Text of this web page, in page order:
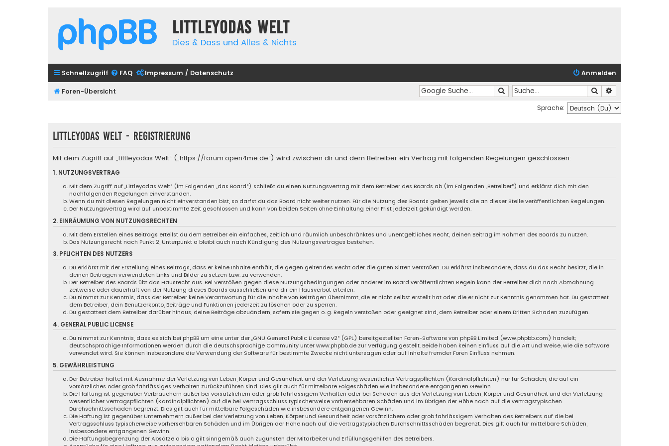
Littleyodas Welt
Dies & Dass und Alles & Nichts
Schnellzugriff FAQ Impressum / Datenschutz Anmelden
Foren-Übersicht Suche
Suche
Sprache:
Littleyodas Welt - Registrierung
Mit dem Zugriff auf „Littleyodas Welt“ („https://forum.open4me.de“) wird zwischen dir und dem Betreiber ein Vertrag mit folgenden Regelungen geschlossen:
1. NUTZUNGSVERTRAG
Mit dem Zugriff auf „Littleyodas Welt“ (im Folgenden „das Board“) schließt du einen Nutzungsvertrag mit dem Betreiber des Boards ab (im Folgenden „Betreiber“) und erklärst dich mit den
nachfolgenden Regelungen einverstanden.
Wenn du mit diesen Regelungen nicht einverstanden bist, so darfst du das Board nicht weiter nutzen. Für die Nutzung des Boards gelten jeweils die an dieser Stelle veröffentlichten Regelungen.
Der Nutzungsvertrag wird auf unbestimmte Zeit geschlossen und kann von beiden Seiten ohne Einhaltung einer Frist jederzeit gekündigt werden.
2. EINRÄUMUNG VON NUTZUNGSRECHTEN
Mit dem Erstellen eines Beitrags erteilst du dem Betreiber ein einfaches, zeitlich und räumlich unbeschränktes und unentgeltliches Recht, deinen Beitrag im Rahmen des Boards zu nutzen.
Das Nutzungsrecht nach Punkt 2, Unterpunkt a bleibt auch nach Kündigung des Nutzungsvertrages bestehen.
3. PFLICHTEN DES NUTZERS
Du erklärst mit der Erstellung eines Beitrags, dass er keine Inhalte enthält, die gegen geltendes Recht oder die guten Sitten verstoßen. Du erklärst insbesondere, dass du das Recht besitzt, die in
deinen Beiträgen verwendeten Links und Bilder zu setzen bzw. zu verwenden.
Der Betreiber des Boards übt das Hausrecht aus. Bei Verstößen gegen diese Nutzungsbedingungen oder anderer im Board veröffentlichten Regeln kann der Betreiber dich nach Abmahnung
zeitweise oder dauerhaft von der Nutzung dieses Boards ausschließen und dir ein Hausverbot erteilen.
Du nimmst zur Kenntnis, dass der Betreiber keine Verantwortung für die Inhalte von Beiträgen übernimmt, die er nicht selbst erstellt hat oder die er nicht zur Kenntnis genommen hat. Du gestattest
dem Betreiber, dein Benutzerkonto, Beiträge und Funktionen jederzeit zu löschen oder zu sperren.
Du gestattest dem Betreiber darüber hinaus, deine Beiträge abzuändern, sofern sie gegen o. g. Regeln verstoßen oder geeignet sind, dem Betreiber oder einem Dritten Schaden zuzufügen.
4. GENERAL PUBLIC LICENSE
Du nimmst zur Kenntnis, dass es sich bei phpBB um eine unter der „GNU General Public License v2“ (GPL) bereitgestellten Foren-Software von phpBB Limited (www.phpbb.com) handelt;
deutschsprachige Informationen werden durch die deutschsprachige Community unterwww.phpbb.de zur Verfügung gestellt. Beide haben keinen Einfluss auf die Art und Weise, wie die Software
verwendet wird. Sie können insbesondere die Verwendung der Software für bestimmte Zwecke nicht untersagen oder auf Inhalte fremder Foren Einfluss nehmen.
5. GEWÄHRLEISTUNG
Der Betreiber haftet mit Ausnahme der Verletzung von Leben, Körper und Gesundheit und der Verletzung wesentlicher Vertragspflichten (Kardinalpflichten) nur für Schäden, die auf ein
vorsätzliches oder grob fahrlässiges Verhalten zurückzuführen sind. Dies gilt auch für mittelbare Folgeschäden wie insbesondere entgangenen Gewinn.
Die Haftung ist gegenüber Verbrauchern außer bei vorsätzlichem oder grob fahrlässigem Verhalten oder bei Schäden aus der Verletzung von Leben, Körper und Gesundheit und der Verletzung
wesentlicher Vertragspflichten (Kardinalpflichten) auf die bei Vertragsschluss typischerweise vorhersehbaren Schäden und im übrigen der Höhe nach auf die vertragstypischen
Durchschnittsschäden begrenzt. Dies gilt auch für mittelbare Folgeschäden wie insbesondere entgangenen Gewinn.
Die Haftung ist gegenüber Unternehmern außer bei der Verletzung von Leben, Körper und Gesundheit oder vorsätzlichem oder grob fahrlässigem Verhalten des Betreibers auf die bei
Vertragsschluss typischerweise vorhersehbaren Schäden und im Übrigen der Höhe nach auf die vertragstypischen Durchschnittsschäden begrenzt. Dies gilt auch für mittelbare Schäden,
insbesondere entgangenen Gewinn.
Die Haftungsbegrenzung der Absätze a bis c gilt sinngemäß auch zugunsten der Mitarbeiter und Erfüllungsgehilfen des Betreibers.